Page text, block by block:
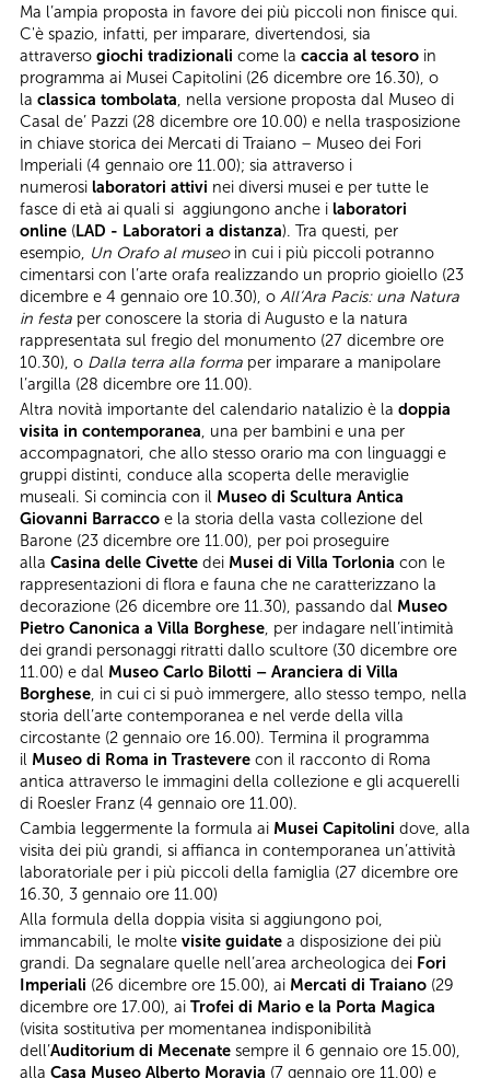
Ma l’ampia proposta in favore dei più piccoli non finisce qui.
C'è spazio, infatti, per imparare, divertendosi, sia
attraverso giochi tradizionali come la caccia al tesoro in
programma ai Musei Capitolini (26 dicembre ore 16.30), o
la classica tombolata, nella versione proposta dal Museo di
Casal de’ Pazzi (28 dicembre ore 10.00) e nella trasposizione
in chiave storica dei Mercati di Traiano – Museo dei Fori
Imperiali (4 gennaio ore 11.00); sia attraverso i
numerosi laboratori attivi nei diversi musei e per tutte le
fasce di età ai quali si aggiungono anche i laboratori
online (LAD - Laboratori a distanza). Tra questi, per
esempio, Un Orafo al museoin cui i più piccoli potranno
cimentarsi con l’arte orafa realizzando un proprio gioiello (23
dicembre e 4 gennaio ore 10.30), o All’Ara Pacis: una Natura
in festa per conoscere la storia di Augusto e la natura
rappresentata sul fregio del monumento (27 dicembre ore
10.30), o Dalla terra alla forma per imparare a manipolare
l’argilla (28 dicembre ore 11.00).
Altra novità importante del calendario natalizio è la doppia
visita in contemporanea, una per bambini e una per
accompagnatori, che allo stesso orario ma con linguaggi e
gruppi distinti, conduce alla scoperta delle meraviglie
museali. Si comincia con il Museo di Scultura Antica
Giovanni Barracco e la storia della vasta collezione del
Barone (23 dicembre ore 11.00), per poi proseguire
alla Casina delle Civette dei Musei di Villa Torlonia con le
rappresentazioni di flora e fauna che ne caratterizzano la
decorazione (26 dicembre ore 11.30), passando dal Museo
Pietro Canonica a Villa Borghese, per indagare nell’intimità
dei grandi personaggi ritratti dallo scultore (30 dicembre ore
11.00) e dal Museo Carlo Bilotti – Aranciera di Villa
Borghese, in cui ci si può immergere, allo stesso tempo, nella
storia dell’arte contemporanea e nel verde della villa
circostante (2 gennaio ore 16.00). Termina il programma
il Museo di Roma in Trastevere con il racconto di Roma
antica attraverso le immagini della collezione e gli acquerelli
di Roesler Franz (4 gennaio ore 11.00).
Cambia leggermente la formula ai Musei Capitolini dove, alla
visita dei più grandi, si affianca in contemporanea un’attività
laboratoriale per i più piccoli della famiglia (27 dicembre ore
16.30, 3 gennaio ore 11.00)
Alla formula della doppia visita si aggiungono poi,
immancabili, le molte visite guidate a disposizione dei più
grandi. Da segnalare quelle nell’area archeologica dei Fori
Imperiali (26 dicembre ore 15.00), ai Mercati di Traiano (29
dicembre ore 17.00), ai Trofei di Mario e la Porta Magica
(visita sostitutiva per momentanea indisponibilità
dell’Auditorium di Mecenate sempre il 6 gennaio ore 15.00),
alla Casa Museo Alberto Moravia (7 gennaio ore 11.00) e